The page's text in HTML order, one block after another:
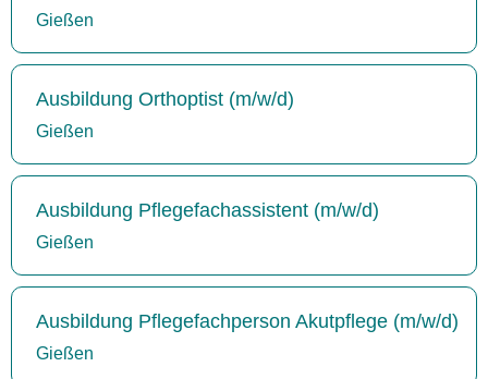
Gießen
Ausbildung Orthoptist (m/w/d)
Gießen
Ausbildung Pflegefachassistent (m/w/d)
Gießen
Ausbildung Pflegefachperson Akutpflege (m/w/d)
Gießen